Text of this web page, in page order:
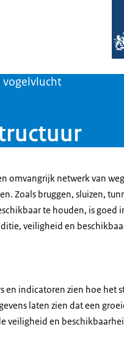
vogelvlucht
omvangrijk netwerk van
Zoals bruggen, sluizen,
te houden, is goed
veiligheid en
en indicatoren zien hoe
laten zien dat een
veiligheid en